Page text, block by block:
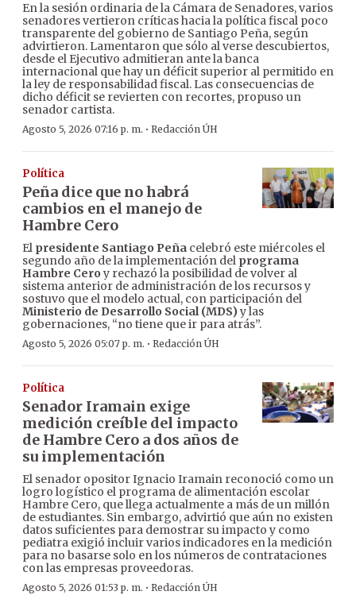
En la sesión ordinaria de la Cámara de Senadores, varios
senadores vertieron críticas hacia la política fiscal poco
transparente del gobierno de Santiago Peña, según
advirtieron. Lamentaron que sólo al verse descubiertos,
desde el Ejecutivo admitieran ante la banca
internacional que hay un déficit superior al permitido en
la ley de responsabilidad fiscal. Las consecuencias de
dicho déficit se revierten con recortes, propuso un
senador cartista.
Agosto 5, 2026 07:16 p. m. · Redacción ÚH
Política
Peña dice que no habrá
cambios en el manejo de
Hambre Cero
El presidente Santiago Peña celebró este miércoles el
segundo año de la implementación del programa
Hambre Cero y rechazó la posibilidad de volver al
sistema anterior de administración de los recursos y
sostuvo que el modelo actual, con participación del
Ministerio de Desarrollo Social (MDS)y las
gobernaciones, “no tiene que ir para atrás”.
Agosto 5, 2026 05:07 p. m. · Redacción ÚH
Política
Senador Iramain exige
medición creíble del impacto
de Hambre Cero a dos años de
su implementación
El senador opositor Ignacio Iramain reconoció como un
logro logístico el programa de alimentación escolar
Hambre Cero, que llega actualmente a más de un millón
de estudiantes. Sin embargo, advirtió que aún no existen
datos suficientes para demostrar su impacto y como
pediatra exigió incluir varios indicadores en la medición
para no basarse solo en los números de contrataciones
con las empresas proveedoras.
Agosto 5, 2026 01:53 p. m. · Redacción ÚH